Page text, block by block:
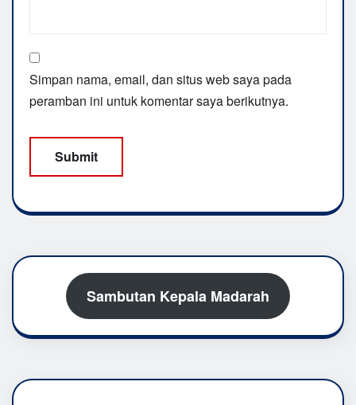
Simpan nama, email, dan situs web saya pada
peramban ini untuk komentar saya berikutnya.
Sambutan Kepala Madarah